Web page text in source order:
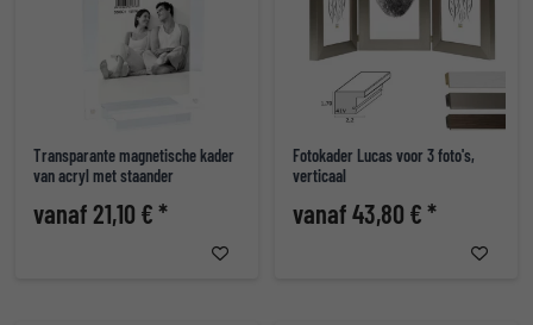
Transparante magnetische kader
van acryl met staander
vanaf 21,10 € *
Fotokader Lucas voor 3 foto's,
verticaal
vanaf 43,80 € *